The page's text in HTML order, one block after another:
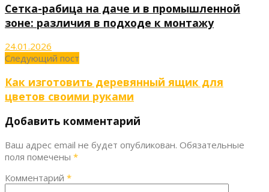
Сетка-рабица на даче и в промышленной
зоне: различия в подходе к монтажу
24.01.2026
Следующий пост
Как изготовить деревянный ящик для
цветов своими руками
Добавить комментарий
Ваш адрес email не будет опубликован. Обязательные
поля помечены *
Комментарий *